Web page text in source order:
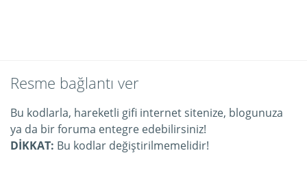
Resme bağlantı ver
Bu kodlarla, hareketli gifi internet sitenize, blogunuza
ya da bir foruma entegre edebilirsiniz!
DİKKAT: Bu kodlar değiştirilmemelidir!